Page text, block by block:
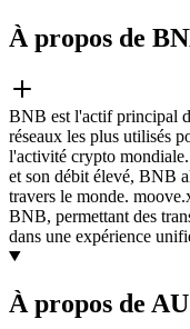
À propos de
BNB est l'actif principal
réseaux les plus utilisés
l'activité crypto
et son débit élevé, BNB
travers le monde.
BNB, permettant des
dans une expérience
À propos de